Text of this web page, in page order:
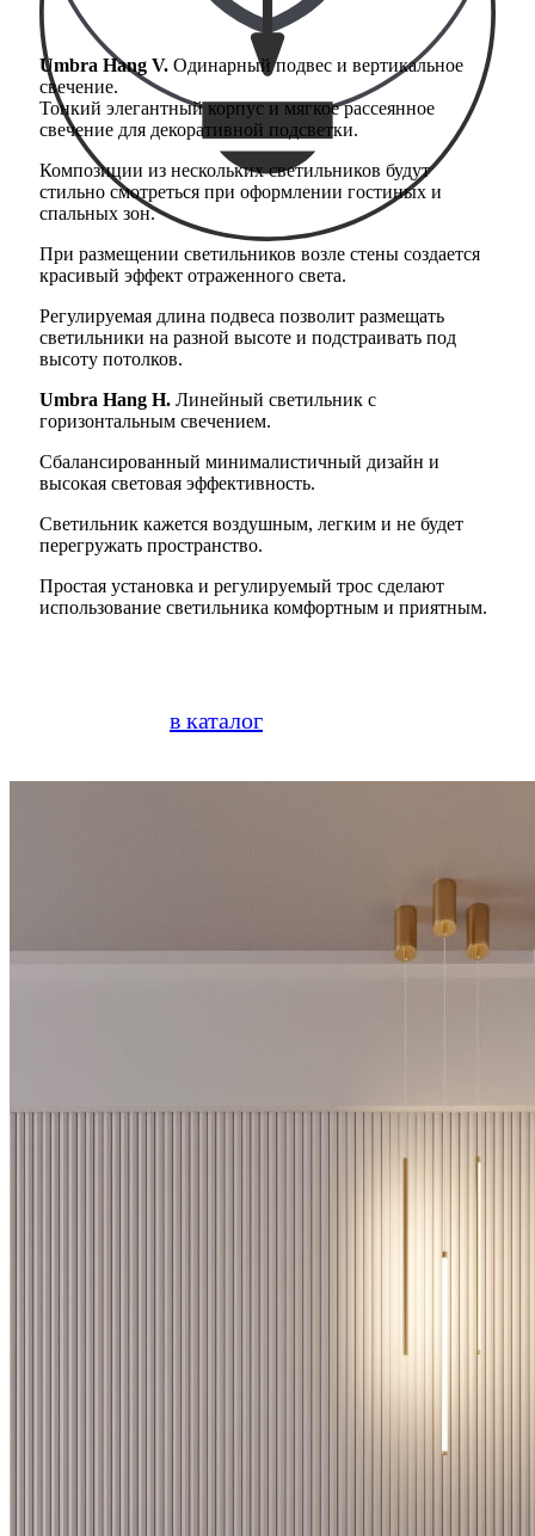
Umbra Hang V. Одинарный подвес и вертикальное
свечение.
Тонкий элегантный корпус и мягкое рассеянное
свечение для декоративной подсветки.
Композиции из нескольких светильников будут
стильно смотреться при оформлении гостиных и
спальных зон.
При размещении светильников возле стены создается
красивый эффект отраженного света.
Регулируемая длина подвеса позволит размещать
светильники на разной высоте и подстраивать под
высоту потолков.
Umbra Hang H. Линейный светильник с
горизонтальным свечением.
Сбалансированный минималистичный дизайн и
высокая световая эффективность.
Светильник кажется воздушным, легким и не будет
перегружать пространство.
Простая установка и регулируемый трос сделают
использование светильника комфортным и приятным.
в каталог